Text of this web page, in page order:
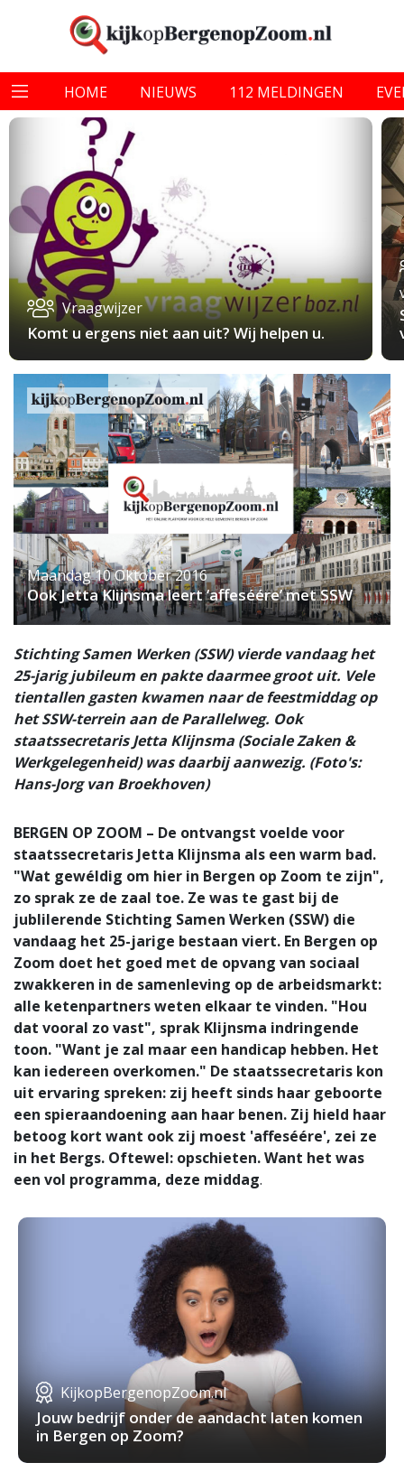
HOME NIEUWS 112 MELDINGEN
Vraagwijzer
Komt u ergens niet aan uit? Wij helpen u.
Maandag 10 Oktober 2016
Ook Jetta Klijnsma leert ‘affeséére’ met SSW
Stichting Samen Werken (SSW) vierde vandaag het
25-jarig jubileum en pakte daarmee groot uit. Vele
tientallen gasten kwamen naar de feestmiddag op
het SSW-terrein aan de Parallelweg. Ook
staatssecretaris Jetta Klijnsma (Sociale Zaken &
Werkgelegenheid) was daarbij aanwezig. (Foto's:
Hans-Jorg van Broekhoven)
BERGEN OP ZOOM – De ontvangst voelde voor
staatssecretaris Jetta Klijnsma als een warm bad.
"Wat gewéldig om hier in Bergen op Zoom te zijn",
zo sprak ze de zaal toe. Ze was te gast bij de
jublilerende Stichting Samen Werken (SSW) die
vandaag het 25-jarige bestaan viert. En Bergen op
Zoom doet het goed met de opvang van sociaal
zwakkeren in de samenleving op de arbeidsmarkt:
alle ketenpartners weten elkaar te vinden. "Hou
dat vooral zo vast", sprak Klijnsma indringende
toon. "Want je zal maar een handicap hebben. Het
kan iedereen overkomen." De staatssecretaris kon
uit ervaring spreken: zij heeft sinds haar geboorte
een spieraandoening aan haar benen. Zij hield haar
betoog kort want ook zij moest 'affeséére', zei ze
in het Bergs. Oftewel: opschieten. Want het was
een vol programma, deze middag.
KijkopBergenopZoom.nl
Jouw bedrijf onder de aandacht laten komen
in Bergen op Zoom?